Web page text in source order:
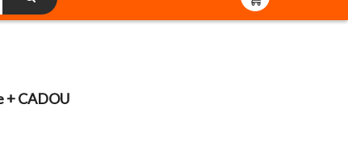
+ CADOU